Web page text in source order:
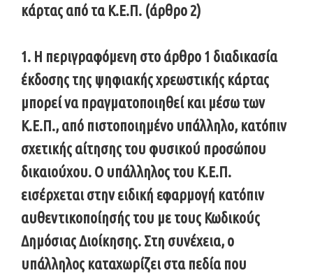
κάρτας από τα Κ.Ε.Π. (άρθρο 2)
1. Η περιγραφόμενη στο άρθρο 1 διαδικασία
έκδοσης της ψηφιακής χρεωστικής κάρτας
μπορεί να πραγματοποιηθεί και μέσω των
Κ.Ε.Π., από πιστοποιημένο υπάλληλο, κατόπιν
σχετικής αίτησης του φυσικού προσώπου
δικαιούχου. Ο υπάλληλος του Κ.Ε.Π.
εισέρχεται στην ειδική εφαρμογή κατόπιν
αυθεντικοποίησής του με τους Κωδικούς
Δημόσιας Διοίκησης. Στη συνέχεια, ο
υπάλληλος καταχωρίζει στα πεδία που